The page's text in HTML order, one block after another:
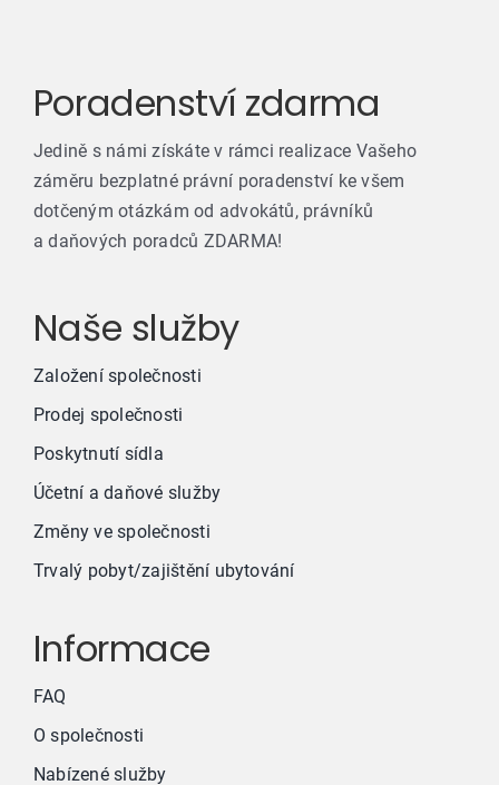
Poradenství zdarma
Jedině s námi získáte v rámci realizace Vašeho
záměru bezplatné právní poradenství ke všem
dotčeným otázkám od advokátů, právníků
a daňových poradců ZDARMA!
Naše služby
Založení společnosti
Prodej společnosti
Poskytnutí sídla
Účetní a daňové služby
Změny ve společnosti
Trvalý pobyt/zajištění ubytování
Informace
FAQ
O společnosti
Nabízené služby